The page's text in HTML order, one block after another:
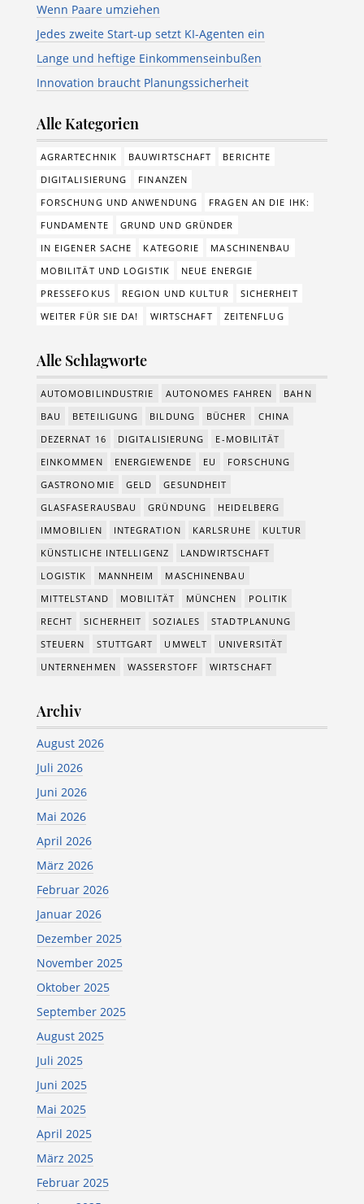
Wenn Paare umziehen
Jedes zweite Start-up setzt KI-Agenten ein
Lange und heftige Einkommenseinbußen
Innovation braucht Planungssicherheit
Alle Kategorien
AGRARTECHNIK BAUWIRTSCHAFT
BERICHTE
DIGITALISIERUNG
FINANZEN
FORSCHUNG UND ANWENDUNG
FRAGEN AN DIE IHK:
FUNDAMENTE
GRUND UND GRÜNDER
IN EIGENER SACHE
KATEGORIE
MASCHINENBAU
MOBILITÄT UND LOGISTIK
NEUE ENERGIE
PRESSEFOKUS
REGION UND KULTUR
SICHERHEIT
WEITER FÜR SIE DA!
WIRTSCHAFT ZEITENFLUG
Alle Schlagworte
AUTOMOBILINDUSTRIE AUTONOMES FAHREN
BAHN
BAU
BETEILIGUNG BILDUNG BÜCHER
CHINA
DEZERNAT 16
DIGITALISIERUNG
E-MOBILITÄT
EINKOMMEN
ENERGIEWENDE EU
FORSCHUNG
GASTRONOMIE
GELD
GESUNDHEIT
GLASFASERAUSBAU
GRÜNDUNG
HEIDELBERG
IMMOBILIEN
INTEGRATION KARLSRUHE
KULTUR
KÜNSTLICHE INTELLIGENZ
LANDWIRTSCHAFT
LOGISTIK
MANNHEIM
MASCHINENBAU
MITTELSTAND
MOBILITÄT MÜNCHEN
POLITIK
RECHT
SICHERHEIT SOZIALES
STADTPLANUNG
STEUERN
STUTTGART UMWELT
UNIVERSITÄT
UNTERNEHMEN
WASSERSTOFF WIRTSCHAFT
Archiv
August 2026
Juli 2026
Juni 2026
Mai 2026
April 2026
März 2026
Februar 2026
Januar 2026
Dezember 2025
November 2025
Oktober 2025
September 2025
August 2025
Juli 2025
Juni 2025
Mai 2025
April 2025
März 2025
Februar 2025